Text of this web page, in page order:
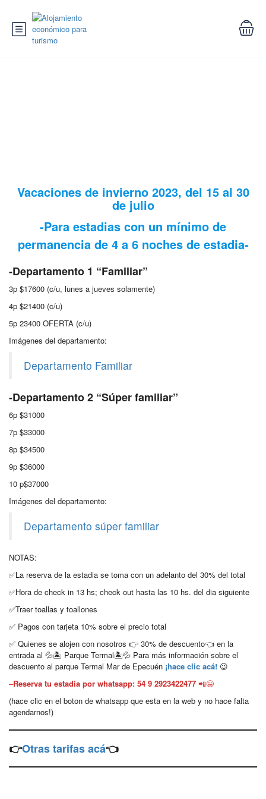
Vacaciones de invierno 2023, del 15 al 30
de julio
-Para estadias con un mínimo de
permanencia de 4 a 6 noches de estadia-
-Departamento 1 “Familiar”
3p $17600 (c/u, lunes a jueves solamente)
4p $21400 (c/u)
5p 23400 OFERTA (c/u)
Imágenes del departamento:
Departamento Familiar
-Departamento 2 “Súper familiar”
6p $31000
7p $33000
8p $34500
9p $36000
10 p$37000
Imágenes del departamento:
Departamento súper familiar
NOTAS:
✅La reserva de la estadia se toma con un adelanto del 30% del total
✅Hora de check in 13 hs; check out hasta las 10 hs. del dia siguiente
✅Traer toallas y toallones
✅ Pagos con tarjeta 10% sobre el precio total
✅ Quienes se alojen con nosotros 👉 30% de descuento👈 en la
entrada al 💦🏝 Parque Termal🏝💦 Para más información sobre el
descuento al parque Termal Mar de Epecuén ¡hace clic acá! 😉
–Reserva tu estadia por whatsapp: 54 9 2923422477 📲😉
(hace clic en el boton de whatsapp que esta en la web y no hace falta
agendarnos!)
👉Otras tarifas acá👈